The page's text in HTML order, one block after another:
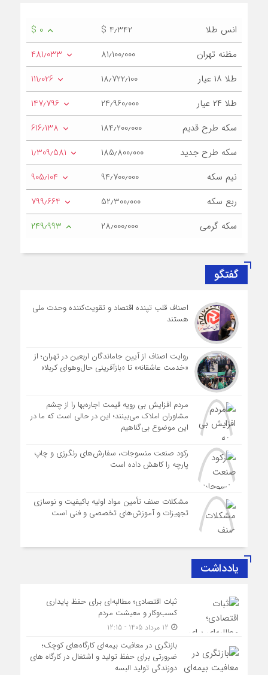
انس طلا $ 4٫342
$ 0
مظنه تهران
81٫100٫000
481٫033
طلا ۱۸ عیار
18٫722٫100
111٫026
طلا ۲۴ عیار
24٫960٫000
147٫796
سکه طرح قدیم
184٫200٫000
616٫138
سکه طرح جدید
185٫800٫000
1٫309٫581
نیم سکه
94٫700٫000
905٫104
ربع سکه
52٫300٫000
799٫664
سکه گرمی
28٫000٫000 249٫993
گفتگو
اصناف قلب تپنده اقتصاد و تقویت‌کننده وحدت ملی
هستند
روایت اصناف از آیین جاماندگان اربعین در تهران؛ از
«خدمت عاشقانه» تا «بازآفرینی حال‌وهوای کربلا»
مردم افزایش بی رویه قیمت اجاره‌بها را از چشم
مشاوران املاک می‌بینند؛ این در حالی است که ما در
این موضوع بی‌گناهیم
رکود صنعت منسوجات، سفارش‌های رنگرزی و چاپ
پارچه را کاهش داده است
مشکلات صنف تأمین مواد اولیه باکیفیت و نوسازی
تجهیزات و آموزش‌های تخصصی و فنی است
یادداشت
ثبات اقتصادی؛ مطالبه‌ای برای حفظ پایداری
کسب‌وکار و معیشت مردم
بازنگری در معافیت بیمه‌ای کارگاه‌های کوچک؛
ضرورتی برای حفظ تولید و اشتغال در کارگاه های
دوزندگی تولید البسه